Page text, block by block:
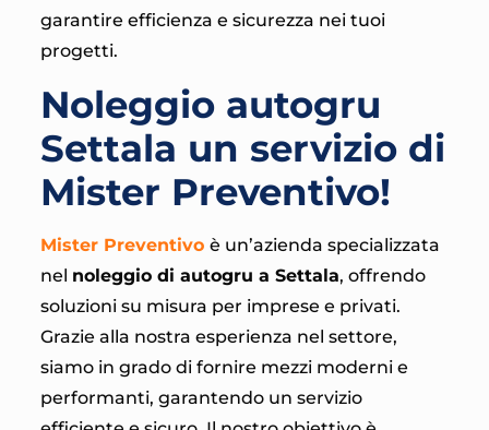
garantire efficienza e sicurezza nei tuoi
progetti.
Noleggio autogru
Settala un servizio di
Mister Preventivo!
Mister Preventivo è un’azienda specializzata
nel noleggio di autogru a Settala, offrendo
soluzioni su misura per imprese e privati.
Grazie alla nostra esperienza nel settore,
siamo in grado di fornire mezzi moderni e
performanti, garantendo un servizio